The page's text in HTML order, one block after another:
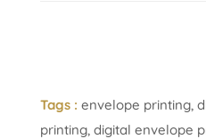
Tags : envelope printing,
printing, digital envelope